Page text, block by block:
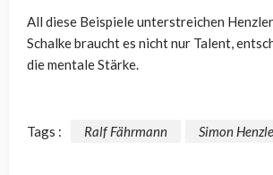
All diese Beispiele unterstreichen
Schalke braucht es nicht nur Talent,
die mentale Stärke.
Tags : Ralf Fährmann Simon